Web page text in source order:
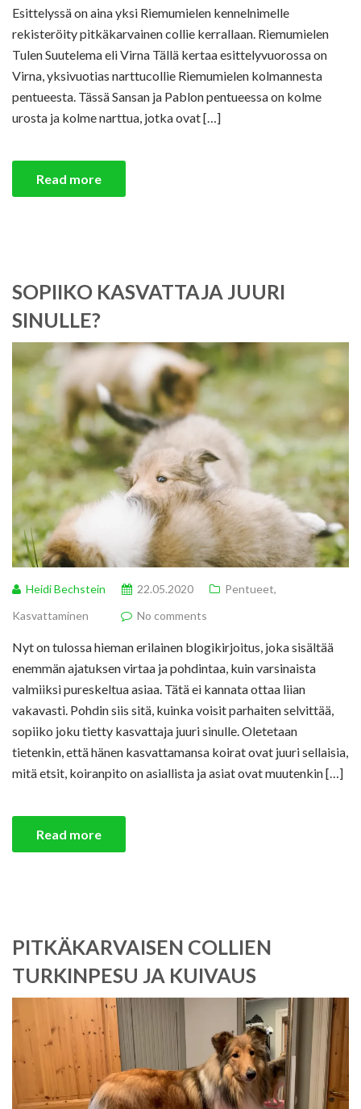
Esittelyssä on aina yksi Riemumielen kennelnimelle
rekisteröity pitkäkarvainen collie kerrallaan. Riemumielen
Tulen Suutelema eli Virna Tällä kertaa esittelyvuorossa on
Virna, yksivuotias narttucollie Riemumielen kolmannesta
pentueesta. Tässä Sansan ja Pablon pentueessa on kolme
urosta ja kolme narttua, jotka ovat […]
Read more
SOPIIKO KASVATTAJA JUURI
SINULLE?
Heidi Bechstein 22.05.2020 Pentueet,
Kasvattaminen
No comments
Nyt on tulossa hieman erilainen blogikirjoitus, joka sisältää
enemmän ajatuksen virtaa ja pohdintaa, kuin varsinaista
valmiiksi pureskeltua asiaa. Tätä ei kannata ottaa liian
vakavasti. Pohdin siis sitä, kuinka voisit parhaiten selvittää,
sopiiko joku tietty kasvattaja juuri sinulle. Oletetaan
tietenkin, että hänen kasvattamansa koirat ovat juuri sellaisia,
mitä etsit, koiranpito on asiallista ja asiat ovat muutenkin […]
Read more
PITKÄKARVAISEN COLLIEN
TURKINPESU JA KUIVAUS